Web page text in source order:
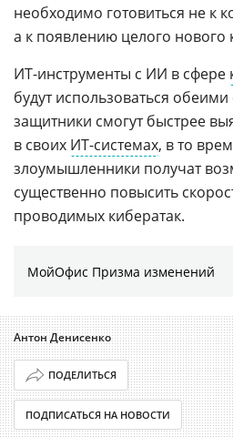
необходимо готовиться не к
а к появлению целого нового
ИТ-инструменты с ИИ в сфере
будут использоваться
защитники смогут быстрее
в своих ИТ-системах, в то
злоумышленники получат
существенно повысить
проводимых кибератак.
МойОфис Призма изменений
Антон Денисенко
ПОДЕЛИТЬСЯ
ПОДПИСАТЬСЯ НА НОВОСТИ